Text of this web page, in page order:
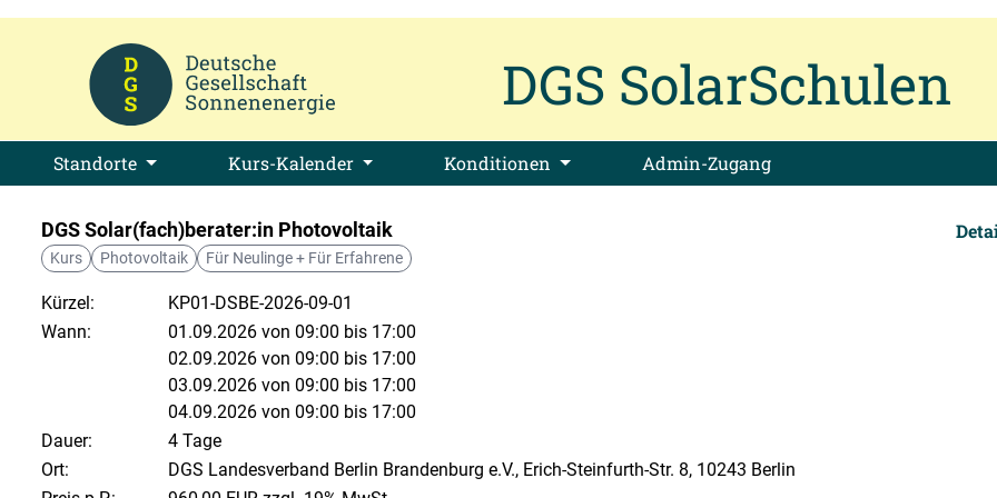
DGS SolarSchulen
Standorte Kurs-Kalender Konditionen Admin-Zugang
DGS Solar(fach)berater:in Photovoltaik
Kurs Photovoltaik Für Neulinge + Für Erfahrene
Kürzel:
KP01-DSBE-2026-09-01
Wann:
01.09.2026 von 09:00 bis 17:00
02.09.2026 von 09:00 bis 17:00
03.09.2026 von 09:00 bis 17:00
04.09.2026 von 09:00 bis 17:00
Dauer:
4 Tage
Ort:
DGS Landesverband Berlin Brandenburg e.V., Erich-Steinfurth-Str. 8, 10243 Berlin